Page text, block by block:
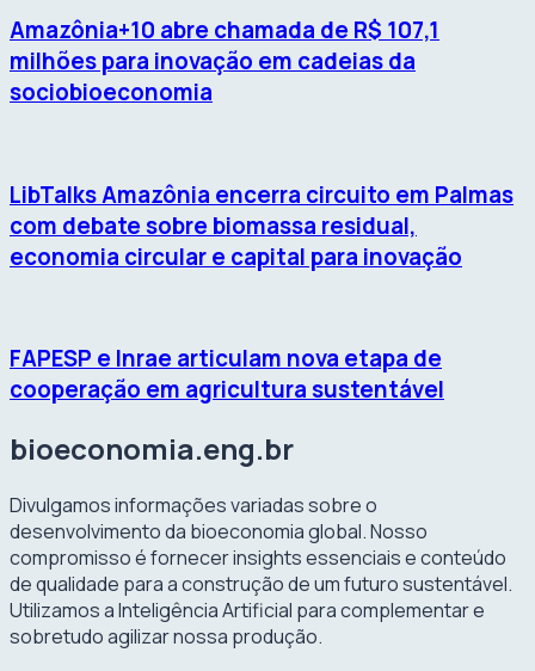
Amazônia+10 abre chamada de R$ 107,1
milhões para inovação em cadeias da
sociobioeconomia
LibTalks Amazônia encerra circuito em Palmas
com debate sobre biomassa residual,
economia circular e capital para inovação
FAPESP e Inrae articulam nova etapa de
cooperação em agricultura sustentável
bioeconomia.eng.br
Divulgamos informações variadas sobre o
desenvolvimento da bioeconomia global. Nosso
compromisso é fornecer insights essenciais e conteúdo
de qualidade para a construção de um futuro sustentável.
Utilizamos a Inteligência Artificial para complementar e
sobretudo agilizar nossa produção.